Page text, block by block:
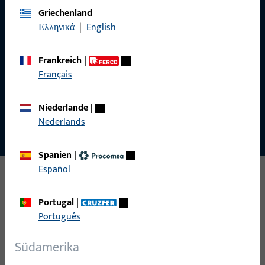
Zum Karrierebereich
WELTWEIT IM EINSATZ
Projekte mit System: Referenzen der
Griechenland
Ελληνικά | English
Frankreich|
Français
Niederlande|
Nederlands
Spanien |
Español
Portugal|
Português
Südamerika